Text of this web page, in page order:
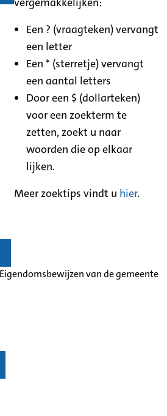
Een ? (vraagteken) vervangt
een letter
Een * (sterretje) vervangt
een aantal letters
Door een $ (dollarteken)
voor een zoekterm te
zetten, zoekt u naar
woorden die op elkaar
lijken.
Meer zoektips vindt u hier.
van de gemeente